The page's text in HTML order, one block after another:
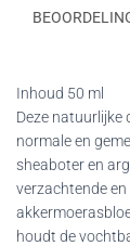
Inhoud 50 ml
Deze natuurlijke
normale en
sheaboter en
verzachtende
houdt de